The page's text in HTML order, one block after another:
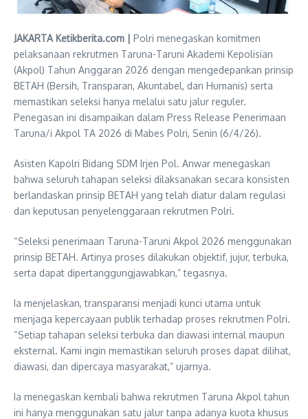
JAKARTA Ketikberita.com | Polri menegaskan komitmen
pelaksanaan rekrutmen Taruna-Taruni Akademi Kepolisian
(Akpol) Tahun Anggaran 2026 dengan mengedepankan prinsip
BETAH (Bersih, Transparan, Akuntabel, dan Humanis) serta
memastikan seleksi hanya melalui satu jalur reguler.
Penegasan ini disampaikan dalam Press Release Penerimaan
Taruna/i Akpol TA 2026 di Mabes Polri, Senin (6/4/26).
Asisten Kapolri Bidang SDM Irjen Pol. Anwar menegaskan
bahwa seluruh tahapan seleksi dilaksanakan secara konsisten
berlandaskan prinsip BETAH yang telah diatur dalam regulasi
dan keputusan penyelenggaraan rekrutmen Polri.
“Seleksi penerimaan Taruna-Taruni Akpol 2026 menggunakan
prinsip BETAH. Artinya proses dilakukan objektif, jujur, terbuka,
serta dapat dipertanggungjawabkan,” tegasnya.
Ia menjelaskan, transparansi menjadi kunci utama untuk
menjaga kepercayaan publik terhadap proses rekrutmen Polri.
“Setiap tahapan seleksi terbuka dan diawasi internal maupun
eksternal. Kami ingin memastikan seluruh proses dapat dilihat,
diawasi, dan dipercaya masyarakat,” ujarnya.
Ia menegaskan kembali bahwa rekrutmen Taruna Akpol tahun
ini hanya menggunakan satu jalur tanpa adanya kuota khusus